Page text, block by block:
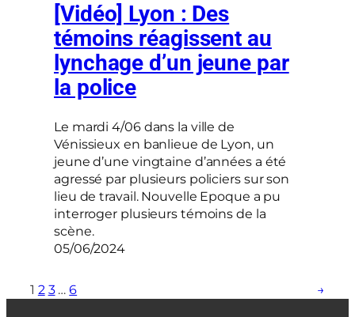
[Vidéo] Lyon : Des
témoins réagissent au
lynchage d’un jeune par
la police
Le mardi 4/06 dans la ville de
Vénissieux en banlieue de Lyon, un
jeune d’une vingtaine d’années a été
agressé par plusieurs policiers sur son
lieu de travail. Nouvelle Epoque a pu
interroger plusieurs témoins de la
scène.
05/06/2024
1 2 3 … 6 →